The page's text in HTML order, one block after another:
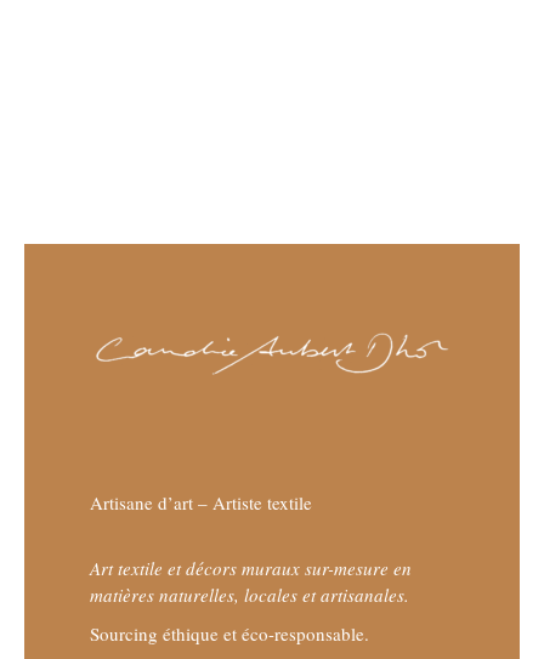
Artisane d’art – Artiste textile
Art textile et décors muraux sur-mesure en
matières naturelles, locales et artisanales.
Sourcing éthique et éco-responsable.